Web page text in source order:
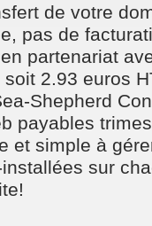
de votre
pas de
partenariat
2.93 euros
Shepherd
payables
et simple à
sur